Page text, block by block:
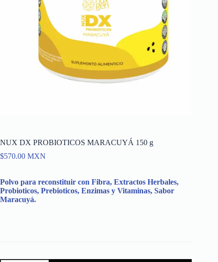
NUX DX PROBIOTICOS MARACUYÁ 150 g
$570.00 MXN
Polvo para reconstituir con Fibra, Extractos Herbales,
Probioticos, Prebioticos, Enzimas y Vitaminas, Sabor
Maracuyá.